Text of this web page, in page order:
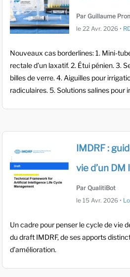
Par Guillaume
le 22 Avr. 2026 •
Nouveaux cas borderlines: 1. Mini-
rectale d’un laxatif. 2. Étui pénien. 3.
billes de verre. 4. Aiguilles pour
radiculaires. 5. Solutions salines pour
IMDRF :
vie d’un DM
Par QualitiBot
le 15 Avr. 2026 •
Un cadre pour penser le cycle de vie
du draft IMDRF, de ses apports
d’amélioration.